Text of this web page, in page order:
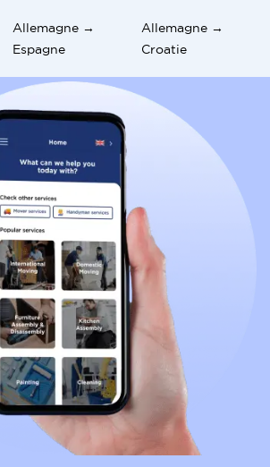
Allemagne →
Espagne
Allemagne →
Croatie